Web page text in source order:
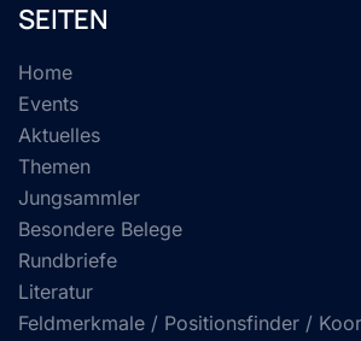
SEITEN
Home
Events
Aktuelles
Themen
Jungsammler
Besondere Belege
Rundbriefe
Literatur
Feldmerkmale / Positionsfinder /